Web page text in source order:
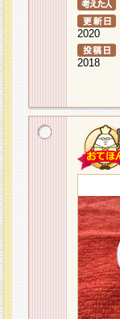
2020
2018